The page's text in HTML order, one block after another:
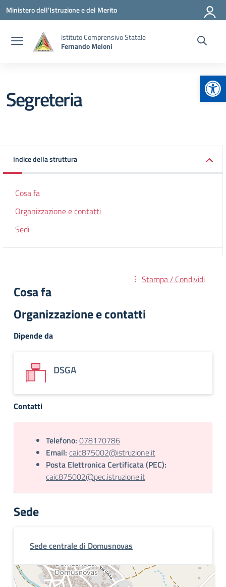
Vai ai contenuti
Vai al menu di navigazione
Vai al footer
Ministero dell'Istruzione e del Merito
Istituto Comprensivo Statale
Fernando Meloni
Segreteria
Indice della struttura
Cosa fa
Organizzazione e contatti
Sedi
Stampa / Condividi
Cosa fa
Organizzazione e contatti
Dipende da
DSGA
Contatti
Telefono: 078170786
Email: caic875002@istruzione.it
Posta Elettronica Certificata (PEC):
caic875002@pec.istruzione.it
Sede
Sede centrale di Domusnovas